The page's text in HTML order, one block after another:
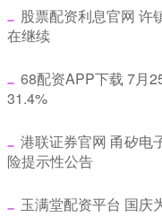
股票配资利息官网 许
在继续
​68配资APP下载 7月
31.4%
港联证券官网 甬矽电
险提示性公告
玉满堂配资平台 国庆